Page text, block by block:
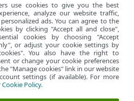
de ESET
use cookies to give you the best
analyze our website traffic,
ads. You can agree to the
by clicking "Accept all and close",
cookies by choosing "Accept
or adjust your cookie settings by
You also have the right to
or change your cookie preferences
"Manage cookies" link in our website
settings (if available). For more
Cookie Policy.